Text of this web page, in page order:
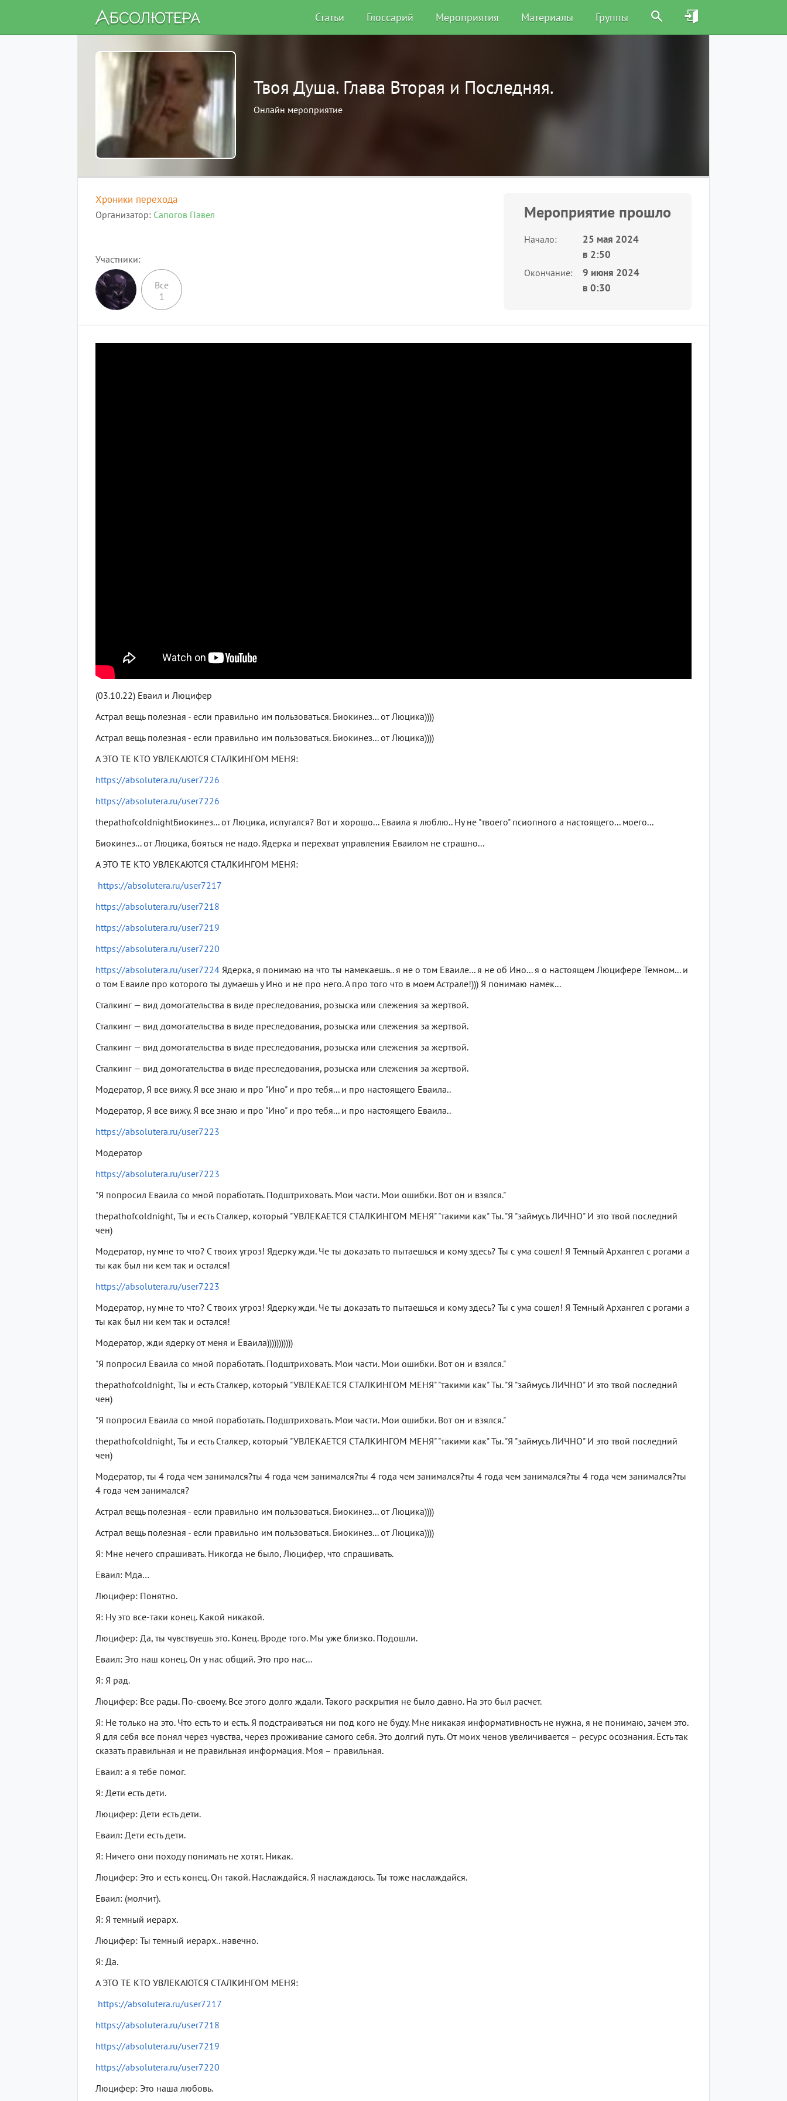
Статьи Глоссарий Мероприятия Материалы Группы
Твоя Душа. Глава Вторая и Последняя.
Онлайн мероприятие
Хроники перехода
Организатор Сапогов Павел
Участники
Все
1
Мероприятие прошло
Начало
25 мая 2024
в 2:50
Окончание
9 июня 2024
в 0:30
(03.10.22) Еваил и Люцифер
Астрал вещь полезная - если правильно им пользоваться. Биокинез... от Люцика))))
Астрал вещь полезная - если правильно им пользоваться. Биокинез... от Люцика))))
А ЭТО ТЕ КТО УВЛЕКАЮТСЯ СТАЛКИНГОМ МЕНЯ:
https://absolutera.ru/user7226
https://absolutera.ru/user7226
thepathofcoldnightБиокинез... от Люцика, испугался? Вот и хорошо... Еваила я люблю.. Ну не "твоего" псиопного а настоящего... моего...
Биокинез... от Люцика, бояться не надо. Ядерка и перехват управления Еваилом не страшно...
А ЭТО ТЕ КТО УВЛЕКАЮТСЯ СТАЛКИНГОМ МЕНЯ:
https://absolutera.ru/user7217
https://absolutera.ru/user7218
https://absolutera.ru/user7219
https://absolutera.ru/user7220
https://absolutera.ru/user7224 Ядерка, я понимаю на что ты намекаешь.. я не о том Еваиле... я не об Ино... я о настоящем Люцифере Темном... и
о том Еваиле про которого ты думаешь у Ино и не про него. А про того что в моем Астрале!))) Я понимаю намек...
Сталкинг — вид домогательства в виде преследования, розыска или слежения за жертвой.
Сталкинг — вид домогательства в виде преследования, розыска или слежения за жертвой.
Сталкинг — вид домогательства в виде преследования, розыска или слежения за жертвой.
Сталкинг — вид домогательства в виде преследования, розыска или слежения за жертвой.
Модератор, Я все вижу. Я все знаю и про "Ино" и про тебя... и про настоящего Еваила..
Модератор, Я все вижу. Я все знаю и про "Ино" и про тебя... и про настоящего Еваила..
https://absolutera.ru/user7223
Модератор
https://absolutera.ru/user7223
"Я попросил Еваила со мной поработать. Подштриховать. Мои части. Мои ошибки. Вот он и взялся."
thepathofcoldnight, Ты и есть Сталкер, который "УВЛЕКАЕТСЯ СТАЛКИНГОМ МЕНЯ" "такими как" Ты. "Я "займусь ЛИЧНО" И это твой последний
чен)
Модератор, ну мне то что? С твоих угроз! Ядерку жди. Че ты доказать то пытаешься и кому здесь? Ты с ума сошел! Я Темный Архангел с рогами а
ты как был ни кем так и остался!
https://absolutera.ru/user7223
Модератор, ну мне то что? С твоих угроз! Ядерку жди. Че ты доказать то пытаешься и кому здесь? Ты с ума сошел! Я Темный Архангел с рогами а
ты как был ни кем так и остался!
Модератор, жди ядерку от меня и Еваила)))))))))))
"Я попросил Еваила со мной поработать. Подштриховать. Мои части. Мои ошибки. Вот он и взялся."
thepathofcoldnight, Ты и есть Сталкер, который "УВЛЕКАЕТСЯ СТАЛКИНГОМ МЕНЯ" "такими как" Ты. "Я "займусь ЛИЧНО" И это твой последний
чен)
"Я попросил Еваила со мной поработать. Подштриховать. Мои части. Мои ошибки. Вот он и взялся."
thepathofcoldnight, Ты и есть Сталкер, который "УВЛЕКАЕТСЯ СТАЛКИНГОМ МЕНЯ" "такими как" Ты. "Я "займусь ЛИЧНО" И это твой последний
чен)
Модератор, ты 4 года чем занимался?ты 4 года чем занимался?ты 4 года чем занимался?ты 4 года чем занимался?ты 4 года чем занимался?ты
4 года чем занимался?
Астрал вещь полезная - если правильно им пользоваться. Биокинез... от Люцика))))
Астрал вещь полезная - если правильно им пользоваться. Биокинез... от Люцика))))
Я: Мне нечего спрашивать. Никогда не было, Люцифер, что спрашивать.
Еваил: Мда…
Люцифер: Понятно.
Я: Ну это все-таки конец. Какой никакой.
Люцифер: Да, ты чувствуешь это. Конец. Вроде того. Мы уже близко. Подошли.
Еваил: Это наш конец. Он у нас общий. Это про нас...
Я: Я рад.
Люцифер: Все рады. По-своему. Все этого долго ждали. Такого раскрытия не было давно. На это был расчет.
Я: Не только на это. Что есть то и есть. Я подстраиваться ни под кого не буду. Мне никакая информативность не нужна, я не понимаю, зачем это.
Я для себя все понял через чувства, через проживание самого себя. Это долгий путь. От моих ченов увеличивается – ресурс осознания. Есть так
сказать правильная и не правильная информация. Моя – правильная.
Еваил: а я тебе помог.
Я: Дети есть дети.
Люцифер: Дети есть дети.
Еваил: Дети есть дети.
Я: Ничего они походу понимать не хотят. Никак.
Люцифер: Это и есть конец. Он такой. Наслаждайся. Я наслаждаюсь. Ты тоже наслаждайся.
Еваил: (молчит).
Я: Я темный иерарх.
Люцифер: Ты темный иерарх.. навечно.
Я: Да.
А ЭТО ТЕ КТО УВЛЕКАЮТСЯ СТАЛКИНГОМ МЕНЯ:
https://absolutera.ru/user7217
https://absolutera.ru/user7218
https://absolutera.ru/user7219
https://absolutera.ru/user7220
Люцифер: Это наша любовь.